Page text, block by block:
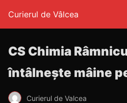
Curierul de Vâlcea
CS Chimia
întâlneşte mâine
Curierul de Valcea